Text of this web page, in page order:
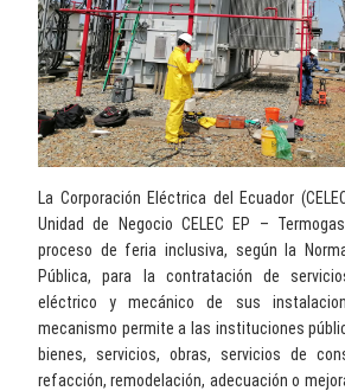
La Corporación Eléctrica del Ecuador
Unidad de Negocio CELEC EP –
proceso de feria inclusiva, según la
Pública, para la contratación de
eléctrico y mecánico de sus
mecanismo permite a las instituciones
bienes, servicios, obras, servicios de
refacción, remodelación, adecuación o